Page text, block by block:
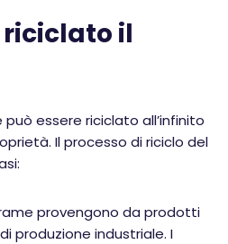
il
essere riciclato all’infinito
Il processo di riciclo del
provengono da prodotti
produzione industriale. I